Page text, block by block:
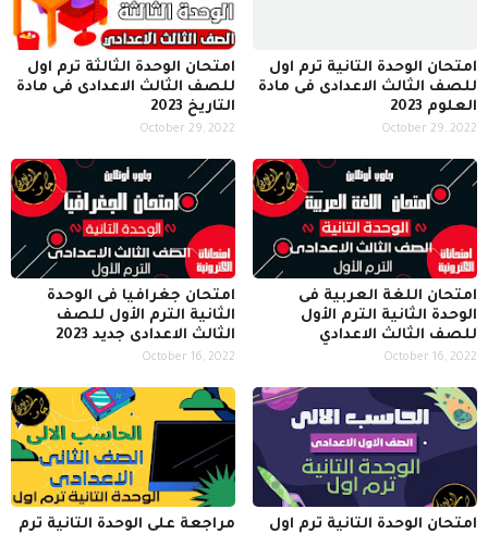
امتحان الوحدة التانية ترم اول
للصف الثالث الاعدادى فى مادة
العلوم 2023
October 29, 2022
امتحان الوحدة الثالثة ترم اول
للصف الثالث الاعدادى فى مادة
التاريخ 2023
October 29, 2022
امتحان اللغة العربية فى
الوحدة الثانية الترم الأول
للصف الثالث الاعدادي
October 16, 2022
امتحان جغرافيا فى الوحدة
الثانية الترم الأول للصف
الثالث الاعدادى جديد 2023
October 16, 2022
امتحان الوحدة التانية ترم اول
مراجعة على الوحدة التانية ترم